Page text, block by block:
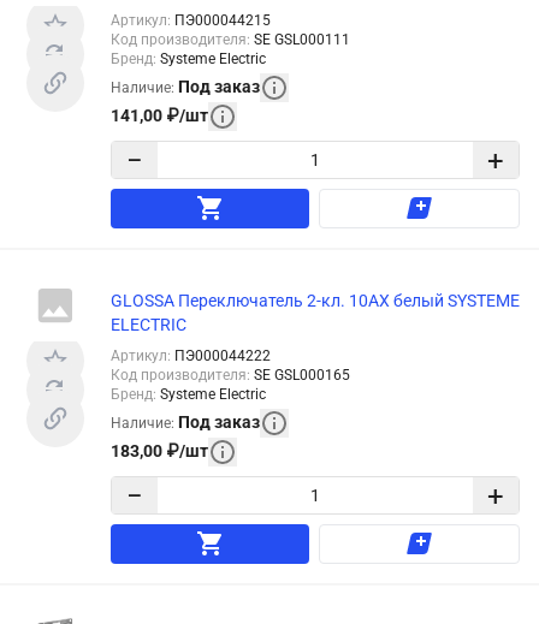
Артикул: ПЭ000044215
Код производителя: SE GSL000111
Бренд: Systeme Electric
Наличие: Под заказ
141,00 ₽/шт
− +
GLOSSA Переключатель 2-кл. 10АХ белый SYSTEME
ELECTRIC
Артикул: ПЭ000044222
Код производителя: SE GSL000165
Бренд: Systeme Electric
Наличие: Под заказ
183,00 ₽/шт
− +